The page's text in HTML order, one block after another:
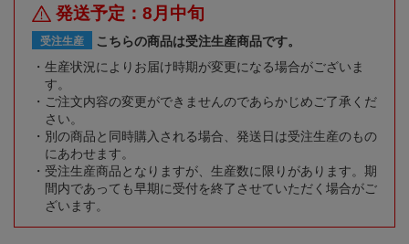
発送予定：8月中旬
受注生産
こちらの商品は受注生産商品です。
生産状況によりお届け時期が変更になる場合がございま
す。
ご注文内容の変更ができませんのであらかじめご了承くだ
さい。
別の商品と同時購入される場合、発送日は受注生産のもの
にあわせます。
受注生産商品となりますが、生産数に限りがあります。期
間内であっても早期に受付を終了させていただく場合がご
ざいます。